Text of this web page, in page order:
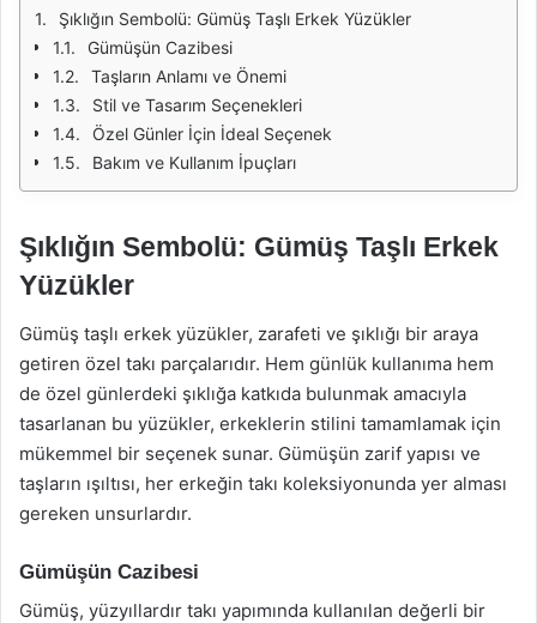
Şıklığın Sembolü: Gümüş Taşlı Erkek Yüzükler
Gümüşün Cazibesi
Taşların Anlamı ve Önemi
Stil ve Tasarım Seçenekleri
Özel Günler İçin İdeal Seçenek
Bakım ve Kullanım İpuçları
Şıklığın Sembolü: Gümüş Taşlı Erkek
Yüzükler
Gümüş taşlı erkek yüzükler, zarafeti ve şıklığı bir araya
getiren özel takı parçalarıdır. Hem günlük kullanıma hem
de özel günlerdeki şıklığa katkıda bulunmak amacıyla
tasarlanan bu yüzükler, erkeklerin stilini tamamlamak için
mükemmel bir seçenek sunar. Gümüşün zarif yapısı ve
taşların ışıltısı, her erkeğin takı koleksiyonunda yer alması
gereken unsurlardır.
Gümüşün Cazibesi
Gümüş, yüzyıllardır takı yapımında kullanılan değerli bir